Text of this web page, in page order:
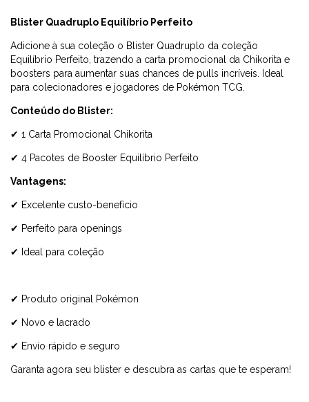
Blister Quadruplo Equilíbrio Perfeito
Adicione à sua coleção o Blister Quadruplo da coleção
Equilíbrio Perfeito, trazendo a carta promocional da Chikorita e
boosters para aumentar suas chances de pulls incríveis. Ideal
para colecionadores e jogadores de Pokémon TCG.
Conteúdo do Blister:
✔ 1 Carta Promocional Chikorita
✔ 4 Pacotes de Booster Equilíbrio Perfeito
Vantagens:
✔ Excelente custo-benefício
✔ Perfeito para openings
✔ Ideal para coleção
✔ Produto original Pokémon
✔ Novo e lacrado
✔ Envio rápido e seguro
Garanta agora seu blister e descubra as cartas que te esperam!